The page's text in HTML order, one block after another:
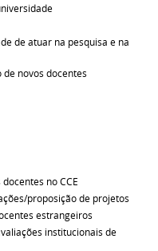
de atuar na pesquisa e na
novos docentes
no CCE
proposição de projetos
estrangeiros
institucionais de